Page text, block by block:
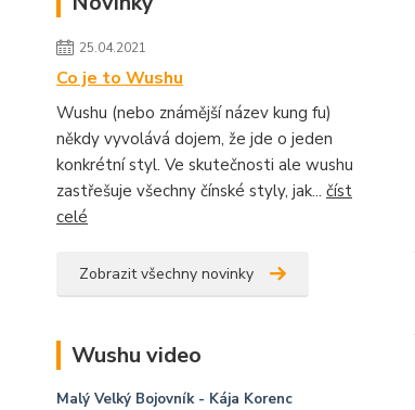
25.04.2021
Co je to Wushu
Wushu (nebo známější název kung fu)
někdy vyvolává dojem, že jde o jeden
konkrétní styl. Ve skutečnosti ale wushu
zastřešuje všechny čínské styly, jak... číst
celé
Zobrazit všechny novinky
Wushu video
Malý Velký Bojovník- Kája Korenc